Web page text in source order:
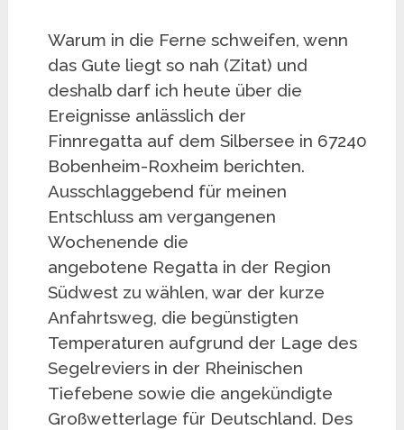
Warum in die Ferne schweifen, wenn
das Gute liegt so nah (Zitat) und
deshalb darf ich heute über die
Ereignisse anlässlich der
Finnregatta auf dem Silbersee in 67240
Bobenheim-Roxheim berichten.
Ausschlaggebend für meinen
Entschluss am vergangenen
Wochenende die
angebotene Regatta in der Region
Südwest zu wählen, war der kurze
Anfahrtsweg, die begünstigten
Temperaturen aufgrund der Lage des
Segelreviers in der Rheinischen
Tiefebene sowie die angekündigte
Großwetterlage für Deutschland. Des